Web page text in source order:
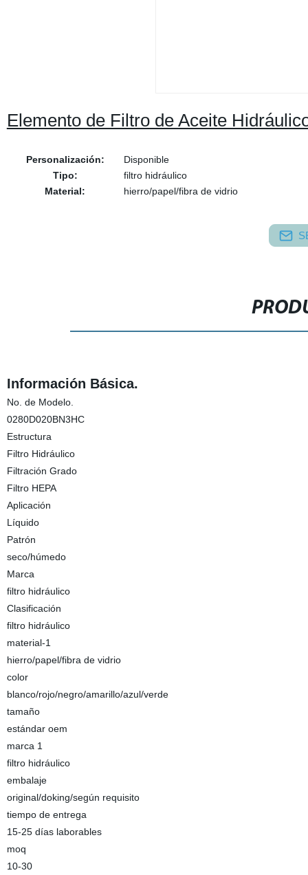
Elemento de Filtro de Aceite
Personalización:
Disponible
Tipo:
filtro hidráulico
Material:
hierro/papel/fibra de vidrio
Información Básica.
No. de Modelo.
0280D020BN3HC
Estructura
Filtro Hidráulico
Filtración Grado
Filtro HEPA
Aplicación
Líquido
Patrón
seco/húmedo
Marca
filtro hidráulico
Clasificación
filtro hidráulico
material-1
hierro/papel/fibra de vidrio
color
blanco/rojo/negro/amarillo/azul/verde
tamaño
estándar oem
marca 1
filtro hidráulico
embalaje
original/doking/según requisito
tiempo de entrega
15-25 días laborables
moq
10-30